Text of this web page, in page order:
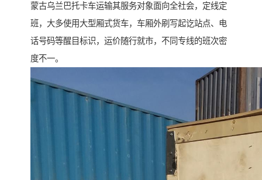
蒙古乌兰巴托卡车运输其服务对象面向全社会，定线定
班，大多使用大型厢式货车，车厢外刷写起讫站点、电
话号码等醒目标识，运价随行就市，不同专线的班次密
度不一。